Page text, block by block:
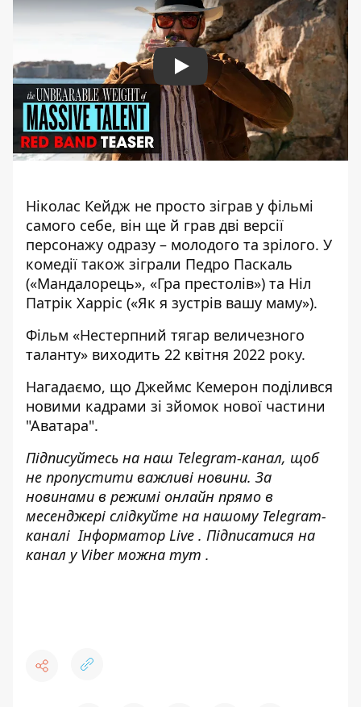
Play
Ніколас Кейдж не просто зіграв у фільмі
самого себе, він ще й грав дві версії
персонажу одразу – молодого та зрілого. У
комедії також зіграли Педро Паскаль
(«Мандалорець», «Гра престолів») та Ніл
Патрік Харріс («Як я зустрів вашу маму»).
Фільм «Нестерпний тягар величезного
таланту» виходить 22 квітня 2022 року.
Нагадаємо, що Джеймс Кемерон поділився
новими кадрами зі зйомок нової частини
"Аватара".
Підписуйтесь на наш Telegram-канал, щоб
не пропустити важливі новини. За
новинами в режимі онлайн прямо в
месенджері слідкуйте на нашому Telegram-
каналіІнформатор Live . Підписатися на
канал у Viber можна тут .